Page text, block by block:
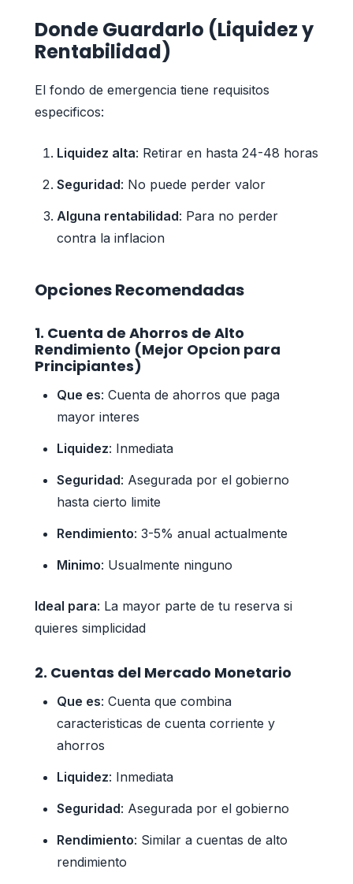
Donde Guardarlo (Liquidez y
Rentabilidad)
El fondo de emergencia tiene requisitos
especificos:
Liquidez alta: Retirar en hasta 24-48 horas
Seguridad: No puede perder valor
Alguna rentabilidad: Para no perder
contra la inflacion
Opciones Recomendadas
1. Cuenta de Ahorros de Alto
Rendimiento (Mejor Opcion para
Principiantes)
Que es: Cuenta de ahorros que paga
mayor interes
Liquidez: Inmediata
Seguridad: Asegurada por el gobierno
hasta cierto limite
Rendimiento: 3-5% anual actualmente
Minimo: Usualmente ninguno
Ideal para: La mayor parte de tu reserva si
quieres simplicidad
2. Cuentas del Mercado Monetario
Que es: Cuenta que combina
caracteristicas de cuenta corriente y
ahorros
Liquidez: Inmediata
Seguridad: Asegurada por el gobierno
Rendimiento: Similar a cuentas de alto
rendimiento